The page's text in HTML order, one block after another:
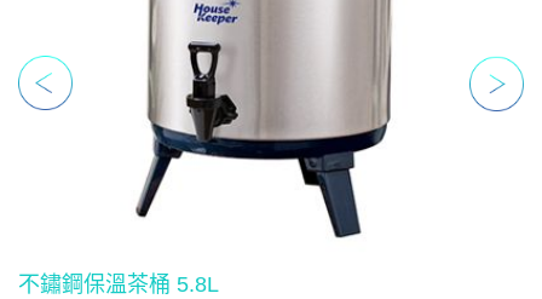
不鏽鋼保溫茶桶 5.8L